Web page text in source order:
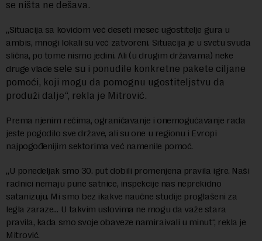
se ništa ne dešava.
„Situacija sa kovidom već deseti mesec ugostitelje gura u
ambis, mnogi lokali su već zatvoreni. Situacija je u svetu svuda
slična, po tome nismo jedini. Ali (u drugim državama) neke
druge vlade sele su i ponudile konkretne pakete ciljane
pomoći, koji mogu da pomognu ugostiteljstvu da
produži dalje“, rekla je Mitrović.
Prema njenim rečima, ograničavanje i onemogućavanje rada
jeste pogodilo sve države, ali su one u regionu i Evropi
najpogođenijim sektorima već namenile pomoć.
„U ponedeljak smo 30. put dobili promenjena pravila igre. Naši
radnici nemaju pune satnice, inspekcije nas neprekidno
satanizuju. Mi smo bez ikakve naučne studije proglašeni za
legla zaraze… U takvim uslovima ne mogu da važe stara
pravila, kada smo svoje obaveze namiraivali u minut“, rekla je
Mitrović.